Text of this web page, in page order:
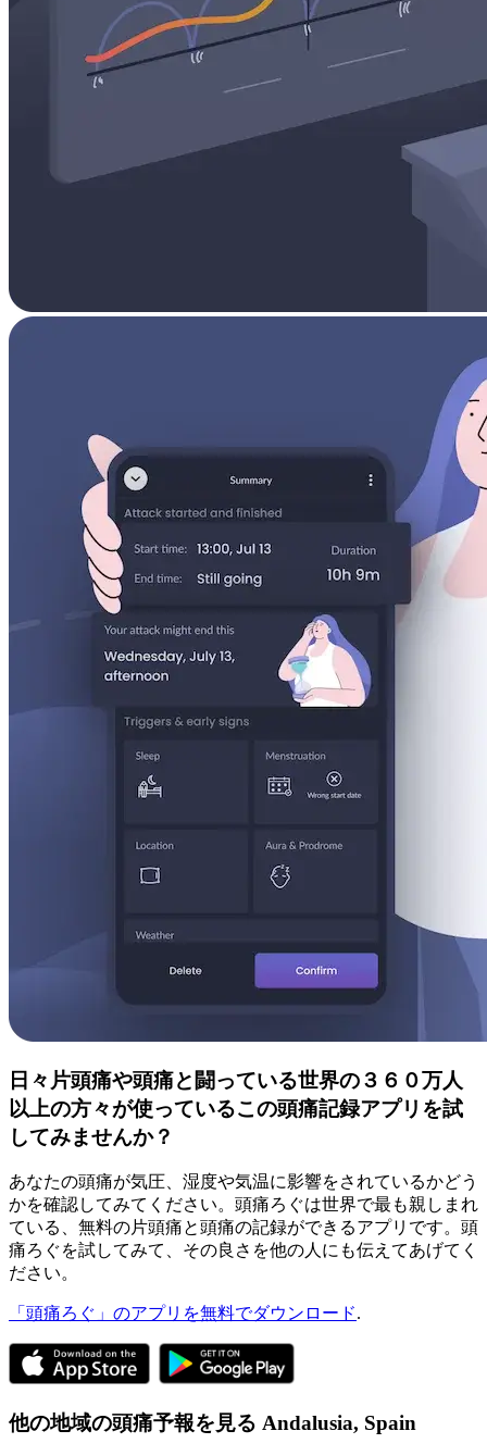
日々片頭痛や頭痛と闘っている世界の３６０万人
以上の方々が使っているこの頭痛記録アプリを試
してみませんか？
あなたの頭痛が気圧、湿度や気温に影響をされているかどう
かを確認してみてください。頭痛ろぐは世界で最も親しまれ
ている、無料の片頭痛と頭痛の記録ができるアプリです。頭
痛ろぐを試してみて、その良さを他の人にも伝えてあげてく
ださい。
「頭痛ろぐ」のアプリを無料でダウンロード.
他の地域の頭痛予報を見る Andalusia, Spain